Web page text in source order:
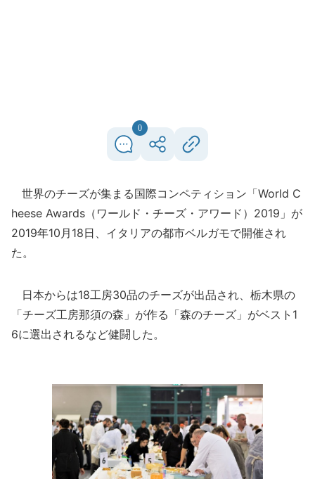
0
世界のチーズが集まる国際コンペティション「World C
heese Awards（ワールド・チーズ・アワード）2019」が
2019年10月18日、イタリアの都市ベルガモで開催され
た。
日本からは18工房30品のチーズが出品され、栃木県の
「チーズ工房那須の森」が作る「森のチーズ」がベスト1
6に選出されるなど健闘した。